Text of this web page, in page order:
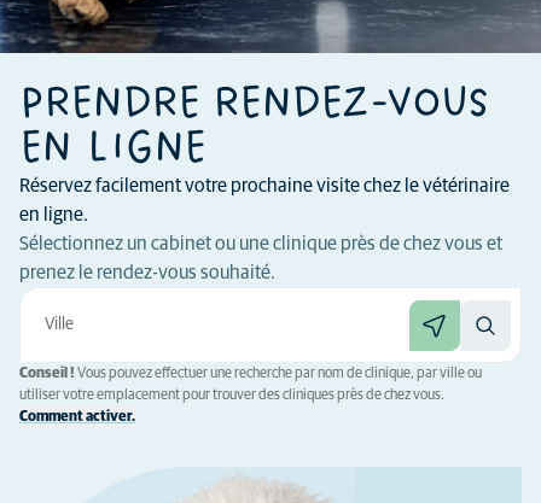
PRENDRE RENDEZ-VOUS
EN LIGNE
Réservez facilement votre prochaine visite chez le vétérinaire
en ligne.
Sélectionnez un cabinet ou une clinique près de chez vous et
prenez le rendez-vous souhaité.
Conseil ! Vous pouvez effectuer une recherche par nom de clinique, par ville ou
utiliser votre emplacement pour trouver des cliniques près de chez vous.
Comment activer.